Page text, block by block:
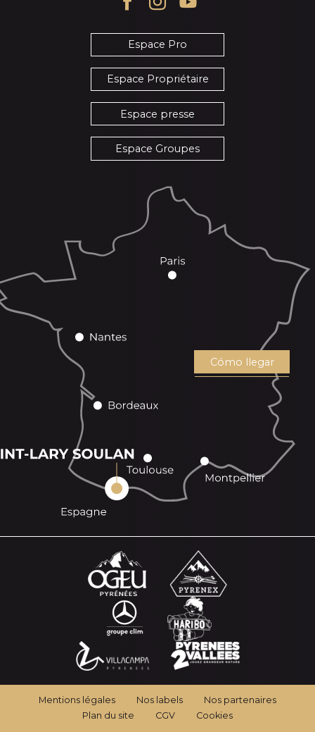
Espace Pro
Espace Propriétaire
Espace presse
Espace Groupes
Cómo llegar
Mentions légales Nos labels
Nos partenaires
Plan du site
CGV Cookies